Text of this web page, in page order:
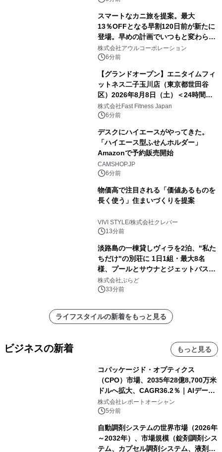
スマートなカニ旅を提案。最大
13％OFFとなる早割120日前が新たに
登場。早めの計画でいつもと変わらぬ
大人の冬旅を。ー夕日ヶ浦温泉「佳松
苑 別邸ふうか」ー
株式会社アウルコーポレーション
6分前
【グランドオープン】エニタイムフィ
ットネス二子玉川店（東京都世田谷
区）2026年8月8日（土）＜24時間年
中無休のフィットネスジム＞
株式会社Fast Fitness Japan
6分前
デスクにハイエースがやってきた。
「ハイエース型ふせんホルダー」
Amazonで予約販売開始
CAMSHOP.JP
6分前
物価高で注目される「価値あるものを
長く使う」住まいづくりを提案
VIVI STYLE/株式会社クレバー
13分前
淡路島の一棟貸しヴィラを2泊、"私た
ちだけ"の別荘に 1日1組・最大8名
様、プールとサウナとジェットバス付
きで Villa Mon Temps AWAJIの連泊
素泊りプラン
株式会社ぷらど
33分前
ライフスタイルの新着をもっと見る
ビジネスの新着 もっと見る
コパッケージド・オプティクス
（CPO）市場、2035年28億8,700万米
ドルへ拡大、CAGR36.2％｜AIデータ
センター・高速光通信需要が成長を加
速
株式会社レポートオーシャン
5分前
自動調剤システムの世界市場（2026年
～2032年）、市場規模（錠剤調剤シス
テム、カプセル調剤システム、液剤調